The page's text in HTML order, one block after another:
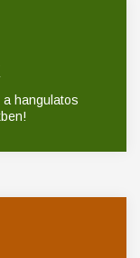
hangulatos